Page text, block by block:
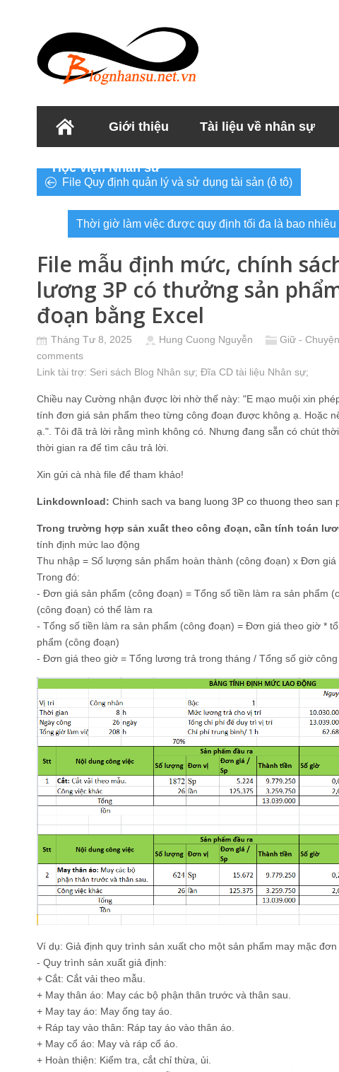
Giới thiệu Tài liệu về nhân sự
Học viện Nhân sư
File Quy định quản lý và sử dụng tài sản (ô tô)
Thời giờ làm việc được quy định tối đa là bao nhiêu
File mẫu định mức, chính
lương 3P có thưởng sản
đoạn bằng Excel
Tháng Tư 8, 2025 Hung Cuong Nguyễn Giữ -
comments
Link tài trợ: Seri sách Blog Nhân sự; Đĩa CD tài liệu Nhân sự;
Chiều nay Cường nhận được lời nhờ thế này: "E mạo muội xin
tính đơn giá sản phẩm theo từng công đoạn được không ạ. Hoặc
ạ.". Tôi đã trả lời rằng mình không có. Nhưng đang sẵn có chút
thời gian ra để tìm câu trả lời.
Xin gửi cà nhà file để tham khảo!
Linkdownload: Chinh sach va bang luong 3P co thuong theo san
Trong trường hợp sản xuất theo công đoạn, cần tính toán
tính định mức lao động
Thu nhập = Số lượng sản phẩm hoàn thành (công đoạn) x Đơn
Trong đó:
- Đơn giá sản phẩm (công đoạn) = Tổng số tiền làm ra sản phẩm
(công đoạn) có thể làm ra
- Tổng số tiền làm ra sản phẩm (công đoạn) = Đơn giá theo giờ *
phẩm (công đoạn)
- Đơn giá theo giờ = Tổng lương trả trong tháng / Tổng số giờ
Ví dụ: Giả định quy trình sản xuất cho một sản phẩm may mặc đơn
- Quy trình sản xuất giả định:
+ Cắt: Cắt vải theo mẫu.
+ May thân áo: May các bộ phận thân trước và thân sau.
+ May tay áo: May ống tay áo.
+ Ráp tay vào thân: Ráp tay áo vào thân áo.
+ May cổ áo: May và ráp cổ áo.
+ Hoàn thiện: Kiểm tra, cắt chỉ thừa, ủi.